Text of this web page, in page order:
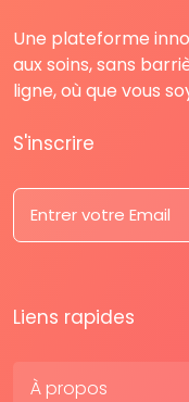
Une plateforme
aux soins, sans
ligne, où que vous
S'inscrire
Liens rapides
À propos